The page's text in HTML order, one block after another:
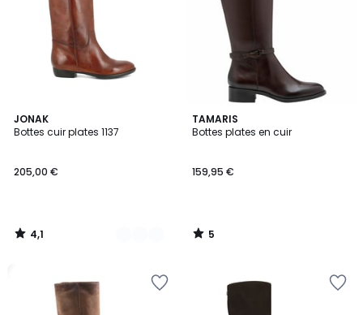
JONAK
Bottes cuir plates 1137
205,00 €
4,1
/ 5
2
Couleurs
4,1
/
TAMARIS
Bottes plates en cuir
159,95 €
5
/
5
/